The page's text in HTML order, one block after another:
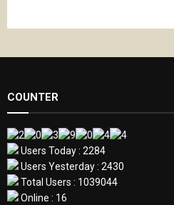
COUNTER
Users Today : 2284
Users Yesterday : 2430
Total Users : 1039044
Online : 16